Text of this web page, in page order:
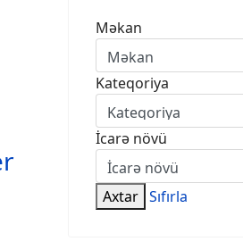
Məkan
Kateqoriya
İcarə növü
Axtar Sıfırla